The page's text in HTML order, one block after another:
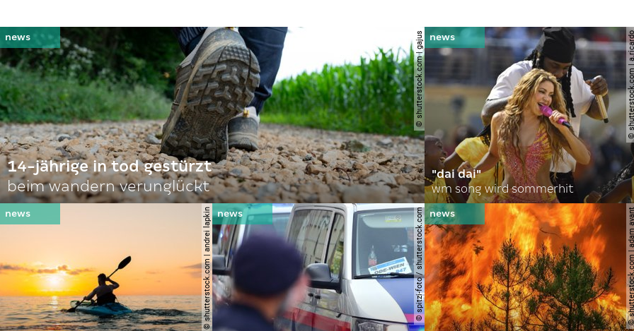
© shutterstock.com | gajus
14-jährige in tod gestürzt
beim wandern verunglückt
©
"dai dai"
wm song wird sommerhit
© shutterstock.com | andrei lapkin © spitzi-foto / shutterstock.com ©